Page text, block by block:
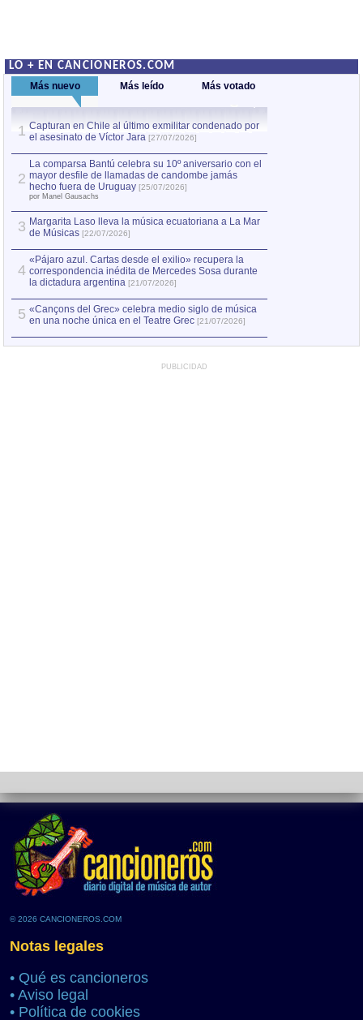
LO + EN CANCIONEROS.COM
Más nuevo Más leído Más votado
1 Capturan en Chile al último exmilitar condenado por
el asesinato de Víctor Jara [27/07/2026]
2
La comparsa Bantú celebra su 10º aniversario con el
mayor desfile de llamadas de candombe jamás
hecho fuera de Uruguay [25/07/2026]
por Manel Gausachs
3 Margarita Laso lleva la música ecuatoriana a La Mar
de Músicas [22/07/2026]
4
«Pájaro azul. Cartas desde el exilio» recupera la
correspondencia inédita de Mercedes Sosa durante
la dictadura argentina [21/07/2026]
5 «Cançons del Grec» celebra medio siglo de música
en una noche única en el Teatre Grec [21/07/2026]
PUBLICIDAD
© 2026 CANCIONEROS.COM
Notas legales
• Qué es cancioneros
• Aviso legal
• Política de cookies